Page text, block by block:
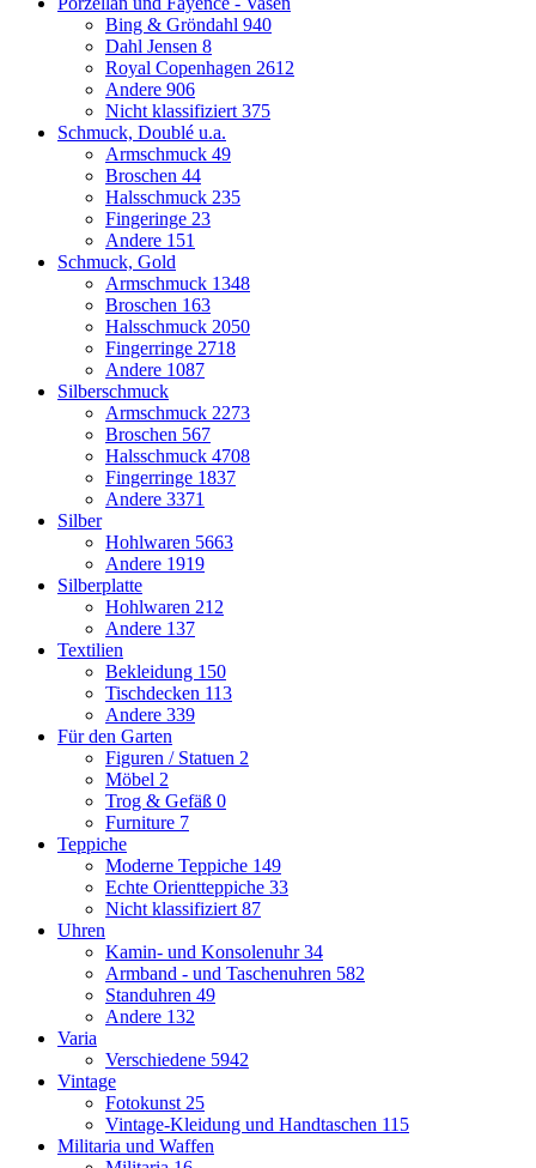
Bing & Gröndahl 940
Dahl Jensen 8
Royal Copenhagen 2612
Andere 906
Nicht klassifiziert 375
Schmuck, Doublé u.a.
Armschmuck 49
Broschen 44
Halsschmuck 235
Fingeringe 23
Andere 151
Schmuck, Gold
Armschmuck 1348
Broschen 163
Halsschmuck 2050
Fingerringe 2718
Andere 1087
Silberschmuck
Armschmuck 2273
Broschen 567
Halsschmuck 4708
Fingerringe 1837
Andere 3371
Silber
Hohlwaren 5663
Andere 1919
Silberplatte
Hohlwaren 212
Andere 137
Textilien
Bekleidung 150
Tischdecken 113
Andere 339
Für den Garten
Figuren / Statuen 2
Möbel 2
Trog & Gefäß 0
Furniture 7
Teppiche
Moderne Teppiche 149
Echte Orientteppiche 33
Nicht klassifiziert 87
Uhren
Kamin- und Konsolenuhr34
Armband - und Taschenuhren 582
Standuhren 49
Andere 132
Varia
Verschiedene 5942
Vintage
Fotokunst 25
Vintage-Kleidung und Handtaschen 115
Militaria und Waffen